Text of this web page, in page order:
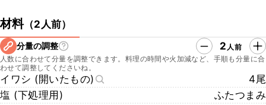
材料（2人前）
分量の調整 2 人前
人数に合わせて分量を調整できます。料理の時間や火加減など、手順も分量に合
わせて調整してくださいね。
イワシ (開いたもの)
4尾
塩 (下処理用)
ふたつまみ